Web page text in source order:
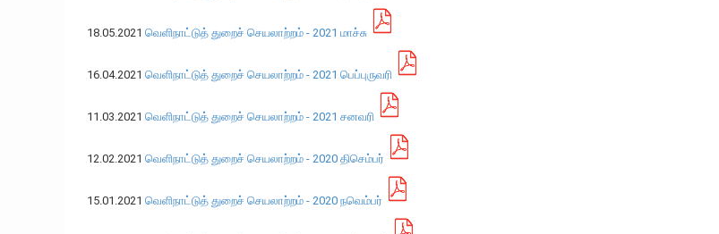
18.05.2021 வெளிநாட்டுத் துறைச் செயலாற்றம் - 2021 மாச்சு
16.04.2021 வெளிநாட்டுத் துறைச் செயலாற்றம் - 2021 பெப்புருவரி
11.03.2021 வெளிநாட்டுத் துறைச் செயலாற்றம் - 2021 சனவரி
12.02.2021 வெளிநாட்டுத் துறைச் செயலாற்றம் - 2020 திசெம்பர்
15.01.2021 வெளிநாட்டுத் துறைச் செயலாற்றம் - 2020 நவெம்பர்